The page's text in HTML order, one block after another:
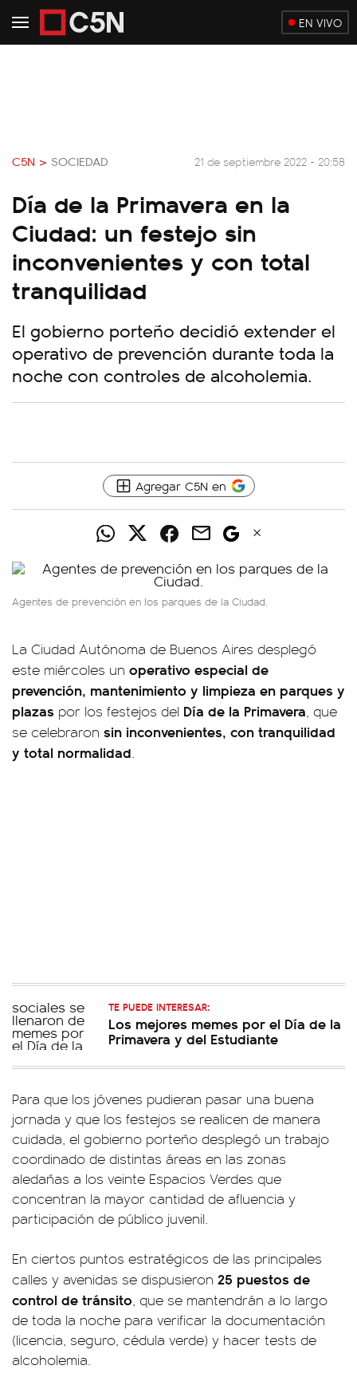
EN VIVO
C5N > SOCIEDAD 21 de septiembre 2022 - 20:58
Día de la Primavera en la
Ciudad: un festejo sin
inconvenientes y con total
tranquilidad
El gobierno porteño decidió extender el
operativo de prevención durante toda la
noche con controles de alcoholemia.
Agregar C5N en
Agentes de prevención en los parques de la Ciudad.
La Ciudad Autónoma de Buenos Aires desplegó
este miércoles un operativo especial de
prevención, mantenimiento y limpieza en parques y
plazas por los festejos del Día de la Primavera, que
se celebraron sin inconvenientes, con tranquilidad
y total normalidad.
TE PUEDE INTERESAR:
Los mejores memes por el Día de la
Primavera y del Estudiante
Para que los jóvenes pudieran pasar una buena
jornada y que los festejos se realicen de manera
cuidada, el gobierno porteño desplegó un trabajo
coordinado de distintas áreas en las zonas
aledañas a los veinte Espacios Verdes que
concentran la mayor cantidad de afluencia y
participación de público juvenil.
En ciertos puntos estratégicos de las principales
calles y avenidas se dispusieron 25 puestos de
control de tránsito, que se mantendrán a lo largo
de toda la noche para verificar la documentación
(licencia, seguro, cédula verde) y hacer tests de
alcoholemia.